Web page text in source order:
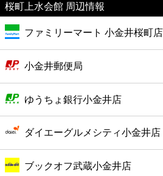
ショッピング
銀行
公共
病院
ホテル
桜町上水会館 周辺情報
ファミリーマート 小金井桜町店
小金井郵便局
ゆうちょ銀行小金井店
ダイエーグルメシティ小金井店
ブックオフ武蔵小金井店